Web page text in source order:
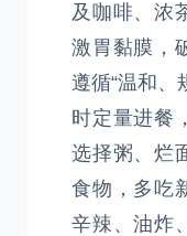
及咖啡、浓
激胃黏膜，
遵循“温和、
时定量进餐
选择粥、烂
食物，多吃
辛辣、油炸